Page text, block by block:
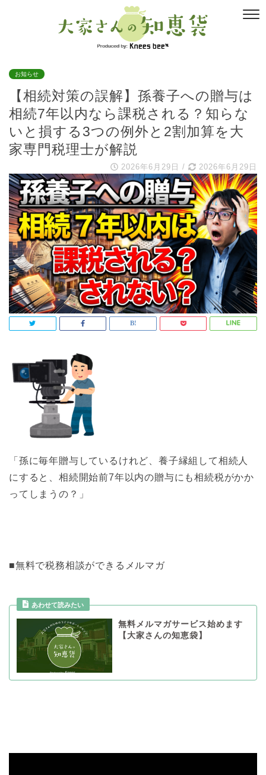
お知らせ
【相続対策の誤解】孫養子への贈与は
相続7年以内なら課税される？知らな
いと損する3つの例外と2割加算を大
家専門税理士が解説
2026年6月29日 / 2026年6月29日
「孫に毎年贈与しているけれど、養子縁組して相続人
にすると、相続開始前7年以内の贈与にも相続税がかか
ってしまうの？」
■無料で税務相談ができるメルマガ
あわせて読みたい
無料メルマガサービス始めます
【大家さんの知恵袋】